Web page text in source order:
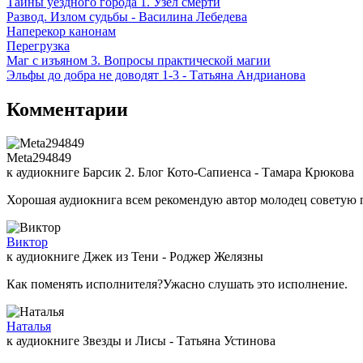
Развод. Излом судьбы - Василина Лебедева
Наперекор канонам
Перегрузка
Маг с изъяном 3. Вопросы практической магии
Эльфы до добра не доводят 1-3 - Татьяна Андрианова
Комментарии
Meta294849
к аудиокниге Барсик 2. Блог Кото-Сапиенса - Тамара Крюкова
Хорошая аудиокнига всем рекомендую автор молодец советую
Виктор
к аудиокниге Джек из Тени - Роджер Желязны
Как поменять исполнителя?Ужасно слушать это исполнение.
Наталья
к аудиокниге Звезды и Лисы - Татьяна Устинова